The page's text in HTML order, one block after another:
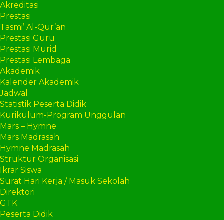
Akreditasi
Prestasi
Tasmi’ Al-Qur’an
Prestasi Guru
Prestasi Murid
Prestasi Lembaga
Akademik
Kalender Akademik
Jadwal
Statistik Peserta Didik
Kurikulum-Program Unggulan
Mars – Hymne
Mars Madrasah
Hymne Madrasah
Struktur Organisasi
Ikrar Siswa
Surat Hari Kerja / Masuk Sekolah
Direktori
GTK
Peserta Didik